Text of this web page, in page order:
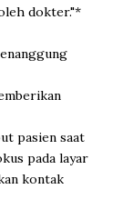
dokter."*
pasien saat
pada layar
kontak